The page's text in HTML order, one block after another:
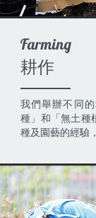
​Farming
耕作
我們舉辦不同
種」和「無土種
種及園藝的經驗